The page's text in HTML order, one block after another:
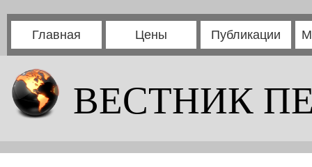
Главная Цены Публикации
ВЕСТНИК